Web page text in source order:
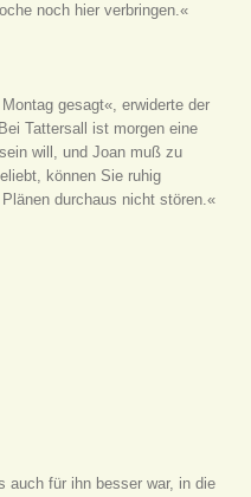
noch hier verbringen.«
gesagt«, erwiderte der
Tattersall ist morgen eine
will, und Joan muß zu
können Sie ruhig
durchaus nicht stören.«
auch für ihn besser war, in die